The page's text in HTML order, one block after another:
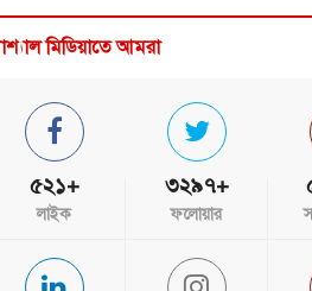
মিডিয়াতে আমরা
৫২১+
লাইক
৩২৯৭+
ফলোয়ার